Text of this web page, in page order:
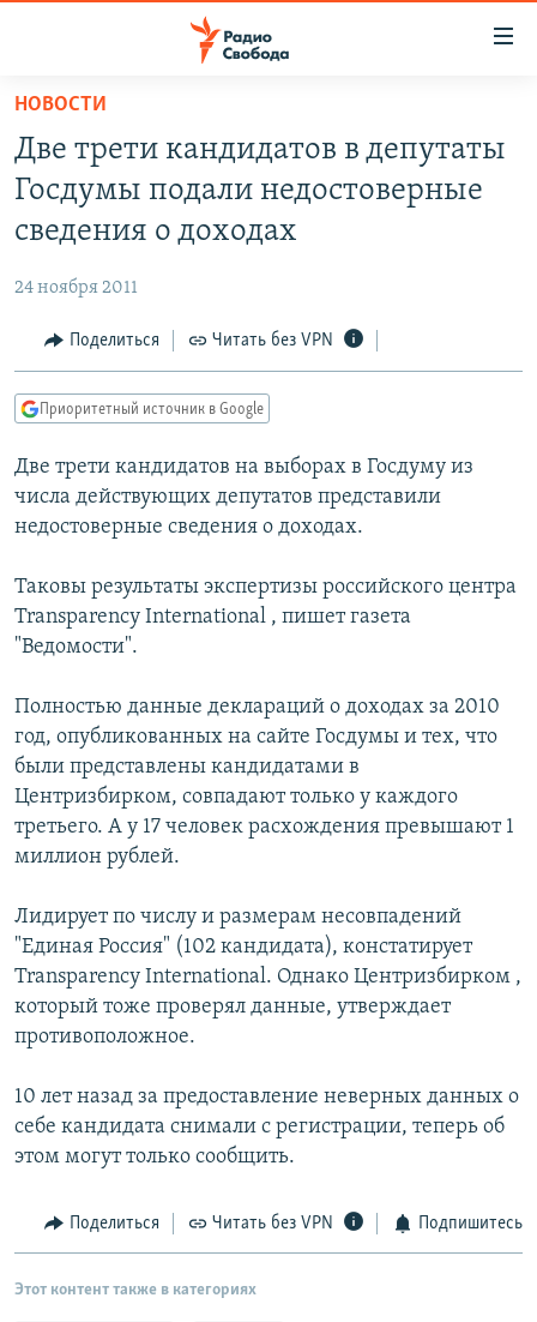
упрощенного
доступа
Вернуться
основному
Вернутся
Вернутся
поиску
ПОДКАСТЫ
АВТОРСКИЕ ПРОЕКТЫ
МНЕНИЯ
КУЛЬТУРА
КАВКАЗ.РЕАЛИИ
СЕВЕР.РЕАЛИИ
СИБИРЬ.РЕАЛИИ
ПОДПИШИТЕСЬ НА РАССЫЛКУ
Все сайты РСЕ/РС
НОВОСТИ
Две трети кандидатов в депутаты
Госдумы подали недостоверные
сведения о доходах
24 ноября 2011
Поделиться Читать без VPN
Приоритетный источник в Google
Две трети кандидатов на выборах в Госдуму из
числа действующих депутатов представили
недостоверные сведения о доходах.
Таковы результаты экспертизы российского центра
Transparency International , пишет газета
"Ведомости".
Полностью данные деклараций о доходах за 2010
год, опубликованных на сайте Госдумы и тех, что
были представлены кандидатами в
Центризбирком, совпадают только у каждого
третьего. А у 17 человек расхождения превышают 1
миллион рублей.
Лидирует по числу и размерам несовпадений
"Единая Россия" (102 кандидата), констатирует
Transparency International. Однако Центризбирком ,
который тоже проверял данные, утверждает
противоположное.
10 лет назад за предоставление неверных данных о
себе кандидата снимали с регистрации, теперь об
этом могут только сообщить.
Поделиться Читать без VPN Подпишитесь
Этот контент также в категориях